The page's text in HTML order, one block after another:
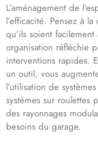
L’aménagement de
l’efficacité. Pensez à
qu’ils soient
organisation réfléchie
interventions rapides.
un outil, vous
l’utilisation de
systèmes sur roulettes
des rayonnages
besoins du garage.